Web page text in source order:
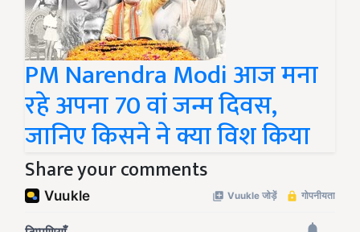
PM Narendra Modi आज मना
रहे अपना 70 वां जन्म दिवस,
जानिए किसने ने क्या विश किया
Share your comments